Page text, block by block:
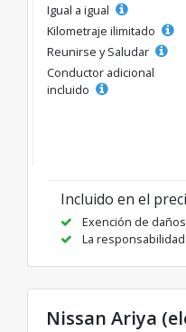
Igual a igual
Kilometraje ilimitado
Reunirse y Saludar
Conductor adicional
incluido
Incluido en el
Exención de
La
Nissan Ariya